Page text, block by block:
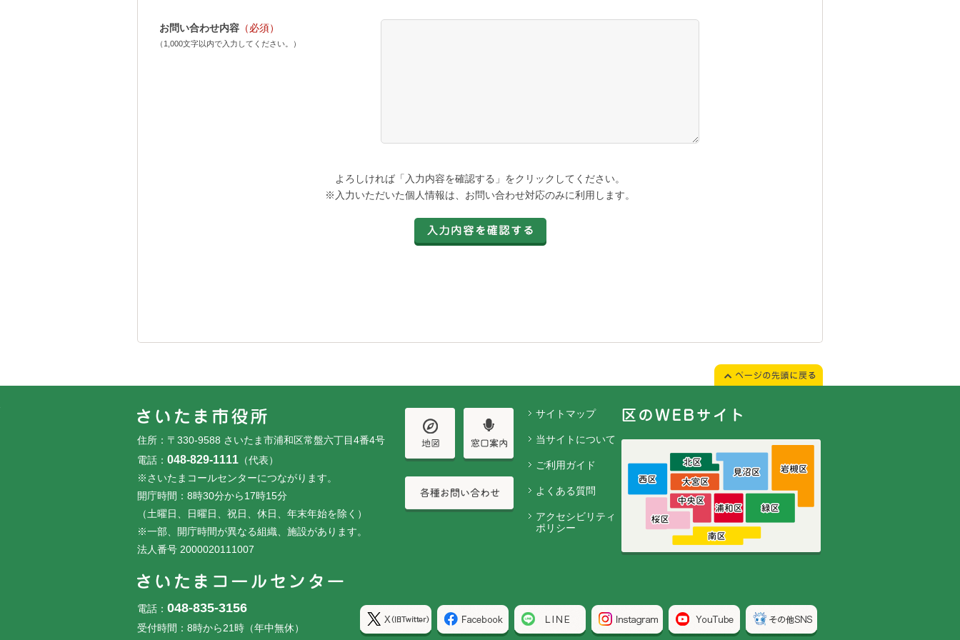
お問い合わせ内容 （必須）
（1,000文字以内で入力してください。）
よろしければ「入力内容を確認する」をクリックしてください。
※入力いただいた個人情報は、お問い合わせ対応のみに利用します。
住所：〒330-9588 さいたま市浦和区常盤六丁目4番4号
電話： 048-829-1111 （代表）
※さいたまコールセンターにつながります。
開庁時間：8時30分から17時15分
（土曜日、日曜日、祝日、休日、年末年始を除く）
※一部、開庁時間が異なる組織、施設があります。
法人番号 2000020111007
電話： 048-835-3156
受付時間：8時から21時（年中無休）
サイトマップ
当サイトについて
ご利用ガイド
よくある質問
アクセシビリティ
ポリシー